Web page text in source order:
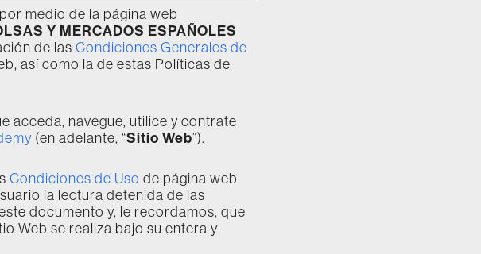
medio de la página web
Y MERCADOS ESPAÑOLES
de las Condiciones Generales de
así como la de estas Políticas de
acceda, navegue, utilice y contrate
(en adelante, “Sitio Web”).
Condiciones de Uso de página web
la lectura detenida de las
documento y, le recordamos, que
Web se realiza bajo su entera y